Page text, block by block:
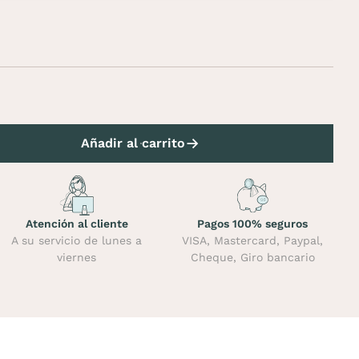
Añadir al carrito
Atención al cliente
A su servicio de lunes a
viernes
Pagos 100% seguros
VISA, Mastercard, Paypal,
Cheque, Giro bancario